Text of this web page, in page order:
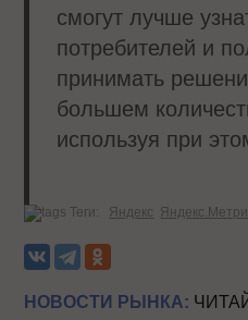
смогут лучше
потребителей и
принимать
большем
используя при
Теги: Яндекс
НОВОСТИ РЫНКА: